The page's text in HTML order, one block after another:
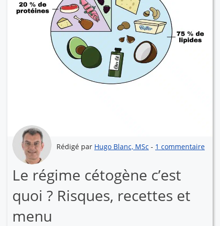
Rédigé par Hugo Blanc, MSc - 1 commentaire
Le régime cétogène c’est
quoi ? Risques, recettes et
menu